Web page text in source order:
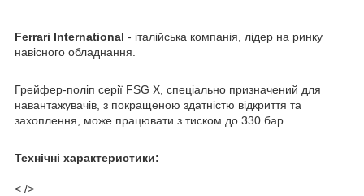
Ferrari International - італійська компанія, лідер на ринку
навісного обладнання.
Грейфер-поліп серії FSG X, спеціально призначений для
навантажувачів, з покращеною здатністю відкриття та
захоплення, може працювати з тиском до 330 бар.
Технічні характеристики:
< />